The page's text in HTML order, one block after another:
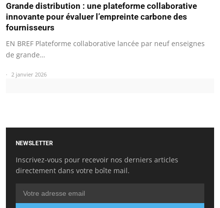
Grande distribution : une plateforme collaborative
innovante pour évaluer l’empreinte carbone des
fournisseurs
EN BREF Plateforme collaborative lancée par neuf enseignes
de grande…
2 janvier 2026
NEWSLETTER
Inscrivez-vous pour recevoir nos derniers articles
directement dans votre boîte mail.